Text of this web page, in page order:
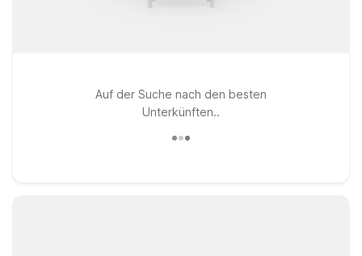
Auf der Suche nach den besten
Unterkünften..